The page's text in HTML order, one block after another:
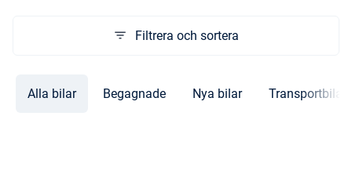
Filtrera och sortera
Alla bilar Begagnade Nya bilar Transportbilar